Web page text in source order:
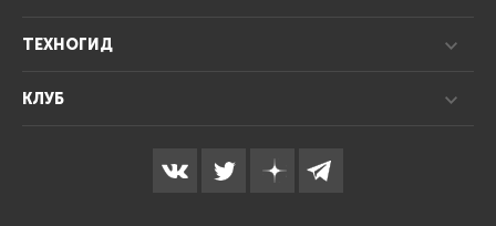
ТЕХНОГИД
КЛУБ